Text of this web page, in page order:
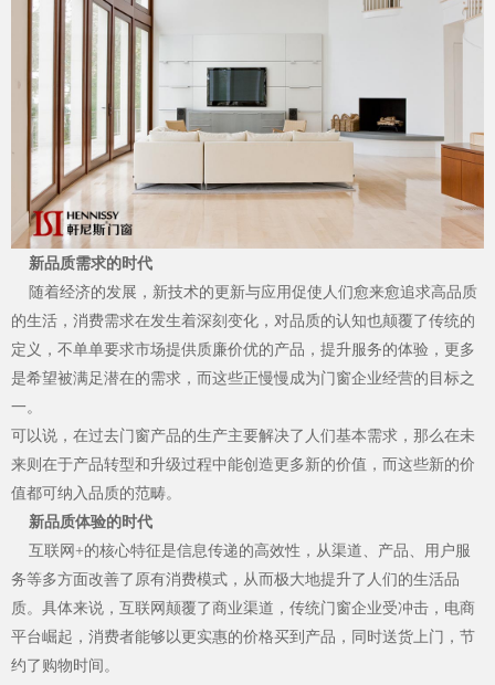
加盟投资
品质服务
品牌资讯
新品质需求的时代
随着经济的发展，新技术的更新与应用促使人们愈来愈追求高品质
的生活，消费需求在发生着深刻变化，对品质的认知也颠覆了传统的
定义，不单单要求市场提供质廉价优的产品，提升服务的体验，更多
是希望被满足潜在的需求，而这些正慢慢成为门窗企业经营的目标之
一。
可以说，在过去门窗产品的生产主要解决了人们基本需求，那么在未
来则在于产品转型和升级过程中能创造更多新的价值，而这些新的价
值都可纳入品质的范畴。
新品质体验的时代
互联网+的核心特征是信息传递的高效性，从渠道、产品、用户服
务等多方面改善了原有消费模式，从而极大地提升了人们的生活品
质。具体来说，互联网颠覆了商业渠道，传统门窗企业受冲击，电商
平台崛起，消费者能够以更实惠的价格买到产品，同时送货上门，节
约了购物时间。